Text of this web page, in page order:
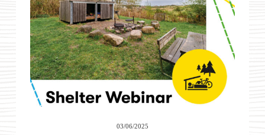
03/06/2025